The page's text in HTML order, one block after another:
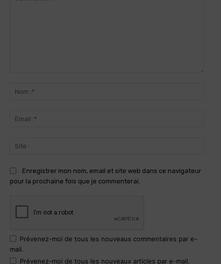
Enregistrer mon nom, email et site web dans ce navigateur
pour la prochaine fois que je commenterai.
Prévenez-moi de tous les nouveaux commentaires par e-
mail.
Prévenez-moi de tous les nouveaux articles par e-mail.